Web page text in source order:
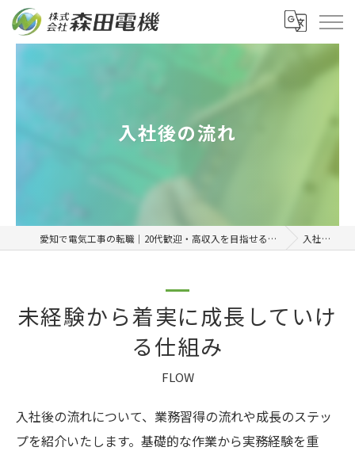
入社後の流れ
愛知で電気工事の転職｜20代歓迎・高収入を目指せる正社員求人「株式会社森田電機」 入社後の流れ
未経験から着実に成長していけ
る仕組み
FLOW
入社後の流れについて、業務習得の流れや成長のステッ
プを紹介いたします。基礎的な作業から実務経験を重